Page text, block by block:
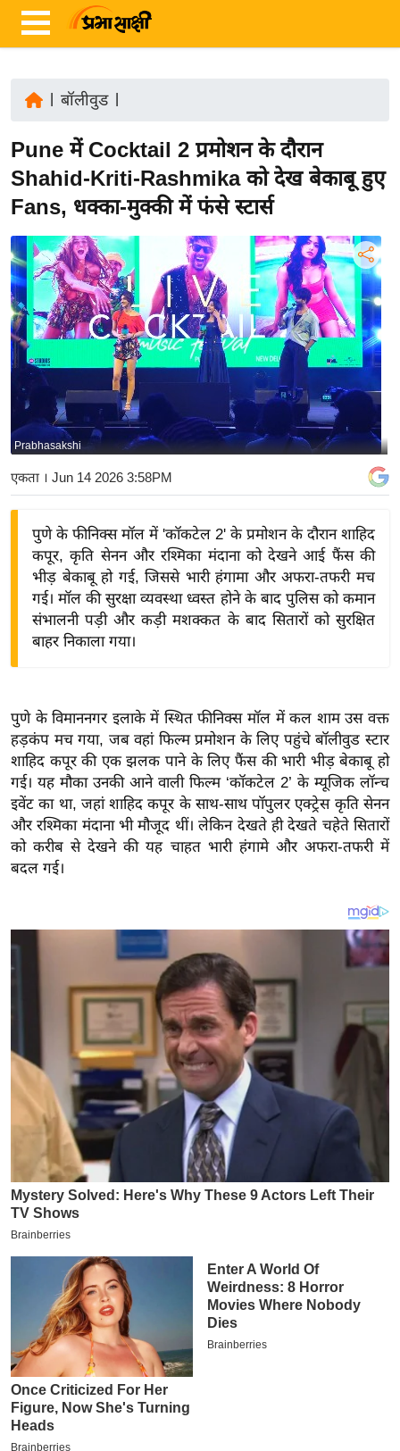
ज़ा
ख
ब
र
रा
ष्ट्री
य
अं
त
र्रा
ष्ट्री
य
बि
ज़
ने
द्यो
शे
ष
ज्ञ
रा
य
ब
ज
ट
ल
P
L
2
0
क्रा
इ
प
र
मि
सा
ल
बॉलीवुड|
Pune में Cocktail 2 प्रमोशन के दौरान
Shahid-Kriti-Rashmika को देख बेकाबू हुए
Fans, धक्का-मुक्की में फंसे स्टार्स
Prabhasakshi
एकता । Jun 14 2026 3:58PM
पुणे के फीनिक्स मॉल में 'कॉकटेल 2' के प्रमोशन के दौरान शाहिद
कपूर, कृति सेनन और रश्मिका मंदाना को देखने आई फैंस की
भीड़ बेकाबू हो गई, जिससे भारी हंगामा और अफरा-तफरी मच
गई। मॉल की सुरक्षा व्यवस्था ध्वस्त होने के बाद पुलिस को कमान
संभालनी पड़ी और कड़ी मशक्कत के बाद सितारों को सुरक्षित
बाहर निकाला गया।
पुणे के विमाननगर इलाके में स्थित फीनिक्स मॉल में कल शाम उस वक्त
हड़कंप मच गया, जब वहां फिल्म प्रमोशन के लिए पहुंचे बॉलीवुड स्टार
शाहिद कपूर की एक झलक पाने के लिए फैंस की भारी भीड़ बेकाबू हो
गई। यह मौका उनकी आने वाली फिल्म ‘कॉकटेल 2’ के म्यूजिक लॉन्च
इवेंट का था, जहां शाहिद कपूर के साथ-साथ पॉपुलर एक्ट्रेस कृति सेनन
और रश्मिका मंदाना भी मौजूद थीं। लेकिन देखते ही देखते चहेते सितारों
को करीब से देखने की यह चाहत भारी हंगामे और अफरा-तफरी में
बदल गई।